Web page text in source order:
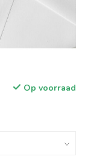
Op voorraad